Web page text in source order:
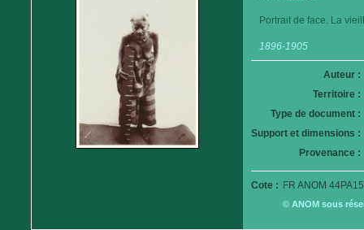
Portrait de face. La
1896-1905
Auteur :
Territoire :
Type de document :
Support et dimensions :
Provenance :
Cote : FR ANOM
© ANOM sous